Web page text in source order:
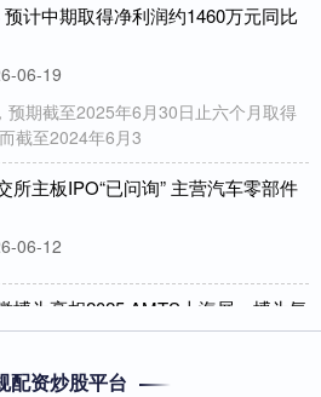
计中期取得净利润约1460万元同比
06-19
预期截至2025年6月30日止六个月取得
截至2024年6月3
所主板IPO“已问询” 主营汽车零部件
06-12
博为亮相2025 AMTS上海展：博为氦
铸革新
配资炒股平台